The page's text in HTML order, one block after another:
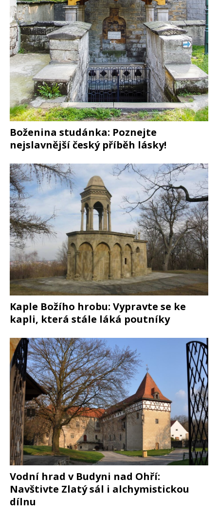
Boženina studánka: Poznejte
nejslavnější český příběh lásky!
Kaple Božího hrobu: Vypravte se ke
kapli, která stále láká poutníky
Vodní hrad v Budyni nad Ohří:
Navštivte Zlatý sál i alchymistickou
dílnu